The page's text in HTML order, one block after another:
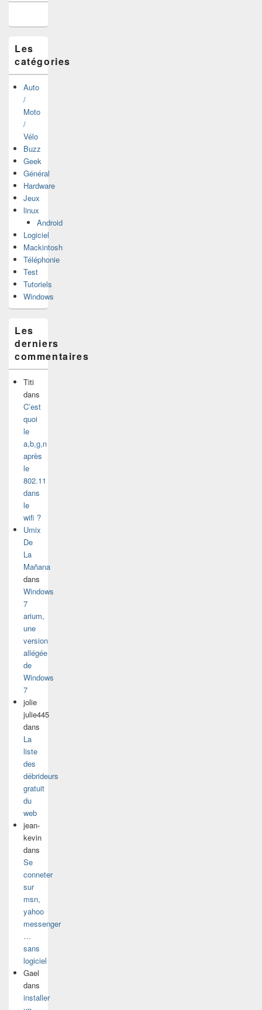
latérale
Les
catégories
Auto
/
Moto
/
Vélo
Buzz
Geek
Général
Hardware
Jeux
linux
Android
Logiciel
Mackintosh
Téléphonie
Test
Tutoriels
Windows
Les
derniers
commentaires
Titi
dans
C’est
quoi
le
a,b,g,n
après
le
802.11
dans
le
wifi ?
Umix
De
La
Mañana
dans
Windows
7
arium,
une
version
allégée
de
Windows
7
jolie
julie445
dans
La
liste
des
débrideurs
gratuit
du
web
jean-
kevin
dans
Se
conneter
sur
msn,
yahoo
messenger
…
sans
logiciel
Gael
dans
installer